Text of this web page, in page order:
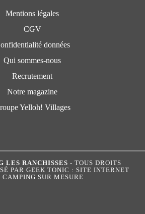
Mentions légales
CGV
données
Qui sommes-nous
Recrutement
Notre magazine
Yelloh! Villages
LES RANCHISSES - TOUS DROITS
PAR GEEK TONIC : SITE INTERNET
CAMPING SUR MESURE